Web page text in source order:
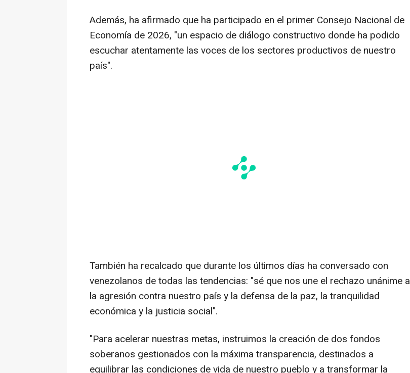
Además, ha afirmado que ha participado en el primer Consejo Nacional de
Economía de 2026, "un espacio de diálogo constructivo donde ha podido
escuchar atentamente las voces de los sectores productivos de nuestro
país".
También ha recalcado que durante los últimos días ha conversado con
venezolanos de todas las tendencias: "sé que nos une el rechazo unánime a
la agresión contra nuestro país y la defensa de la paz, la tranquilidad
económica y la justicia social".
"Para acelerar nuestras metas, instruimos la creación de dos fondos
soberanos gestionados con la máxima transparencia, destinados a
equilibrar las condiciones de vida de nuestro pueblo y a transformar la